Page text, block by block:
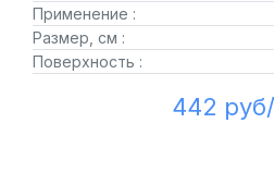
Применение :
Размер, см :
Поверхность :
442